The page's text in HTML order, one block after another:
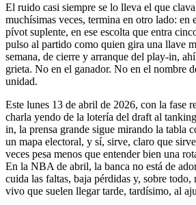
El ruido casi siempre se lo lleva el que
muchísimas veces, termina en otro lado: en
pívot suplente, en ese escolta que entra
pulso al partido como quien gira una llave
semana, de cierre y arranque del play-in,
grieta. No en el ganador. No en el nombre
unidad.
Este lunes 13 de abril de 2026, con la fase
charla yendo de la lotería del draft al
in, la prensa grande sigue mirando la tabla
un mapa electoral, y sí, sirve, claro que
veces pesa menos que entender bien una
En la NBA de abril, la banca no está de
cuida las faltas, baja pérdidas y, sobre todo,
vivo que suelen llegar tarde, tardísimo, al